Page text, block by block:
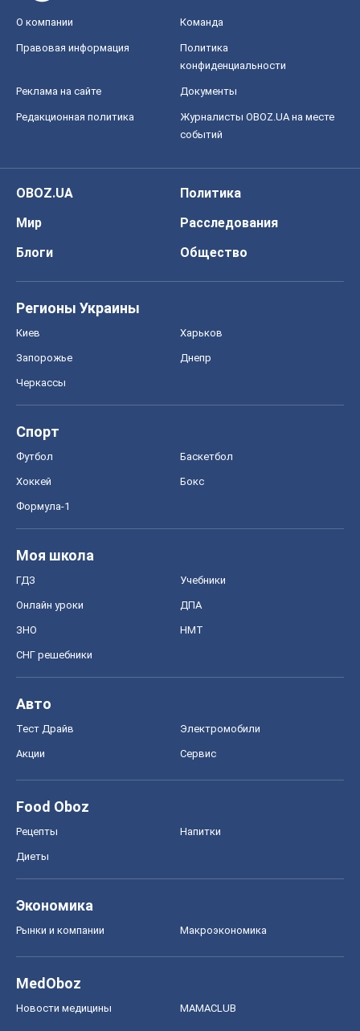
О компании Команда
Правовая информация
Политика
конфиденциальности
Реклама на сайте Документы
Редакционная политика
Журналисты OBOZ.UA на месте
событий
OBOZ.UA
Политика
Мир
Расследования
Блоги
Общество
Регионы Украины
Киев Харьков
Запорожье Днепр
Черкассы
Спорт
Футбол Баскетбол
Хоккей Бокс
Формула-1
Моя школа
ГДЗ Учебники
Онлайн уроки ДПА
ЗНО НМТ
СНГ решебники
Авто
Тест Драйв Электромобили
Акции Сервис
Food Oboz
Рецепты Напитки
Диеты
Экономика
Рынки и компании Mакроэкономика
MedOboz
Новости медицины MAMACLUB